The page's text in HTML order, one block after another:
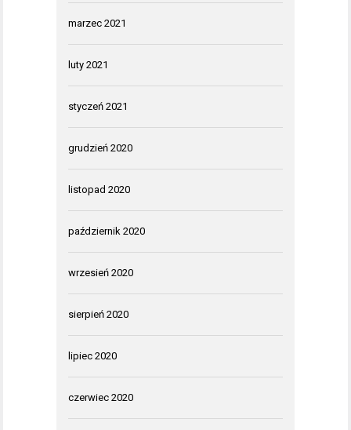
marzec 2021
luty 2021
styczeń 2021
grudzień 2020
listopad 2020
październik 2020
wrzesień 2020
sierpień 2020
lipiec 2020
czerwiec 2020